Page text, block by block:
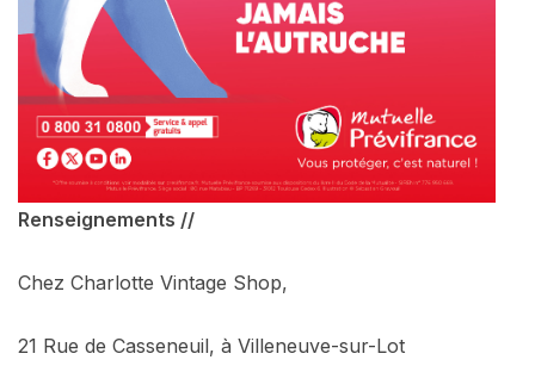
Renseignements //
Chez Charlotte Vintage Shop,
21 Rue de Casseneuil, à Villeneuve-sur-Lot